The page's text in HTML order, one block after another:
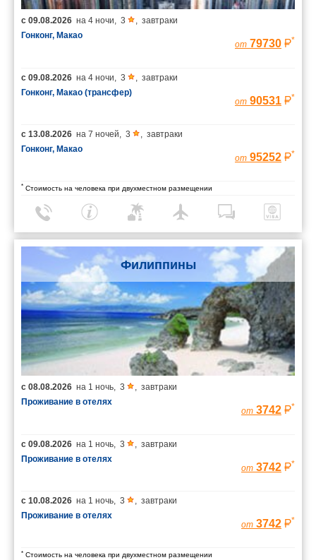
с 09.08.2026 на 4 ночи, 3 , завтраки
Гонконг, Макао
от 79730 *
с 09.08.2026 на 4 ночи, 3 , завтраки
Гонконг, Макао (трансфер)
от 90531 *
с 13.08.2026 на 7 ночей, 3 , завтраки
Гонконг, Макао
от 95252 *
* Стоимость на человека при двухместном размещении
Филиппины
с 08.08.2026 на 1 ночь, 3 , завтраки
Проживание в отелях
от 3742 *
с 09.08.2026 на 1 ночь, 3 , завтраки
Проживание в отелях
от 3742 *
с 10.08.2026 на 1 ночь, 3 , завтраки
Проживание в отелях
от 3742 *
* Стоимость на человека при двухместном размещении